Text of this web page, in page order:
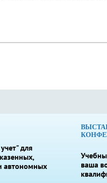
для
автономных
ваша